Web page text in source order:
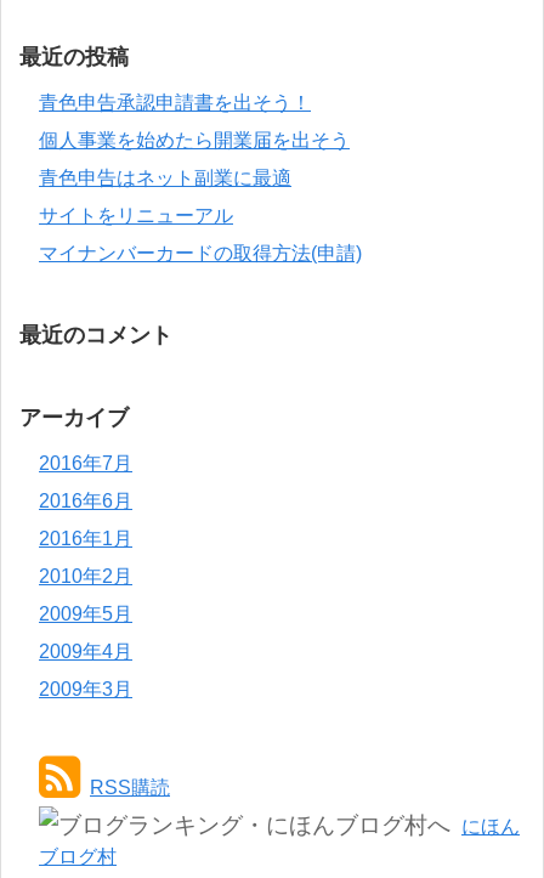
最近の投稿
青色申告承認申請書を出そう！
個人事業を始めたら開業届を出そう
青色申告はネット副業に最適
サイトをリニューアル
マイナンバーカードの取得方法(申請)
最近のコメント
アーカイブ
2016年7月
2016年6月
2016年1月
2010年2月
2009年5月
2009年4月
2009年3月
RSS購読
にほん
ブログ村